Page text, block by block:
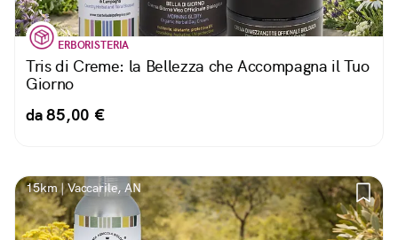
ERBORISTERIA
Tris di Creme: la Bellezza che Accompagna il Tuo
Giorno
da 85,00 €
15km | Vaccarile, AN